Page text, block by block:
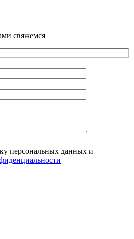
свяжемся
персональных данных и